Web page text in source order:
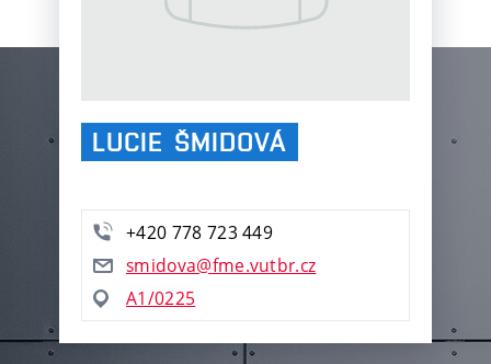
LUCIE ŠMIDOVÁ
+420 778 723 449
smidova@fme.vutbr.cz
A1/0225